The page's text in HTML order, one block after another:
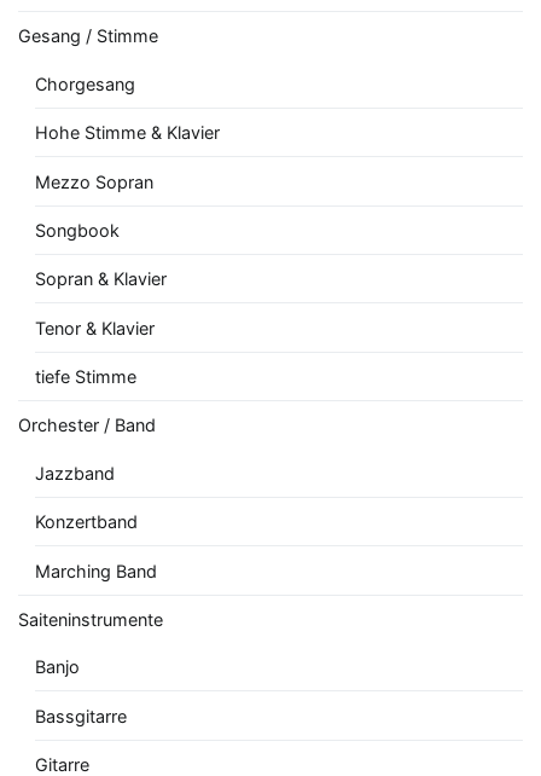
Gesang / Stimme
Chorgesang
Hohe Stimme & Klavier
Mezzo Sopran
Songbook
Sopran & Klavier
Tenor & Klavier
tiefe Stimme
Orchester / Band
Jazzband
Konzertband
Marching Band
Saiteninstrumente
Banjo
Bassgitarre
Gitarre